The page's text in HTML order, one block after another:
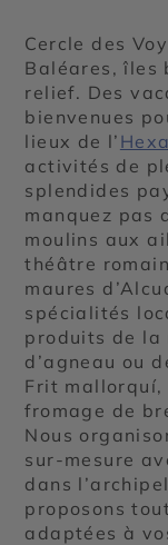
Cercle des
Baléares, îles
relief. Des
bienvenues
lieux de l’
activités de
splendides
manquez pas
moulins aux
théâtre
maures
spécialités
produits de la
d’agneau ou
Frit
fromage de
Nous
sur-mesure
dans
proposons
adaptées à